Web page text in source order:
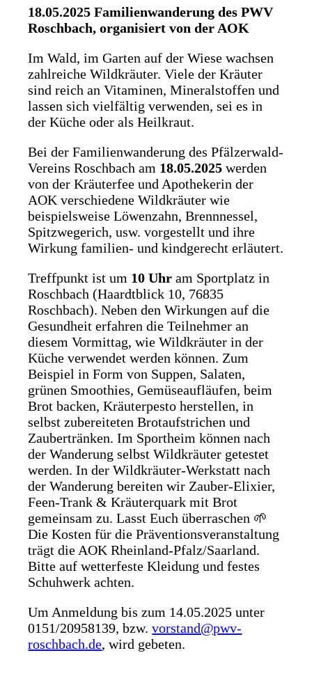
18.05.2025 Familienwanderung des PWV
Roschbach, organisiert von der AOK
Im Wald, im Garten auf der Wiese wachsen
zahlreiche Wildkräuter. Viele der Kräuter
sind reich an Vitaminen, Mineralstoffen und
lassen sich vielfältig verwenden, sei es in
der Küche oder als Heilkraut.
Bei der Familienwanderung des Pfälzerwald-
Vereins Roschbach am 18.05.2025werden
von der Kräuterfee und Apothekerin der
AOK verschiedene Wildkräuter wie
beispielsweise Löwenzahn, Brennnessel,
Spitzwegerich, usw. vorgestellt und ihre
Wirkung familien- und kindgerecht erläutert.
Treffpunkt ist um 10 Uhr am Sportplatz in
Roschbach (Haardtblick 10, 76835
Roschbach). Neben den Wirkungen auf die
Gesundheit erfahren die Teilnehmer an
diesem Vormittag, wie Wildkräuter in der
Küche verwendet werden können. Zum
Beispiel in Form von Suppen, Salaten,
grünen Smoothies, Gemüseaufläufen, beim
Brot backen, Kräuterpesto herstellen, in
selbst zubereiteten Brotaufstrichen und
Zaubertränken. Im Sportheim können nach
der Wanderung selbst Wildkräuter getestet
werden. In der Wildkräuter-Werkstatt nach
der Wanderung bereiten wir Zauber-Elixier,
Feen-Trank & Kräuterquark mit Brot
gemeinsam zu. Lasst Euch überraschen 🌱
Die Kosten für die Präventionsveranstaltung
trägt die AOK Rheinland-Pfalz/Saarland.
Bitte auf wetterfeste Kleidung und festes
Schuhwerk achten.
Um Anmeldung bis zum 14.05.2025 unter
0151/20958139, bzw.vorstand@pwv-
roschbach.de, wird gebeten.